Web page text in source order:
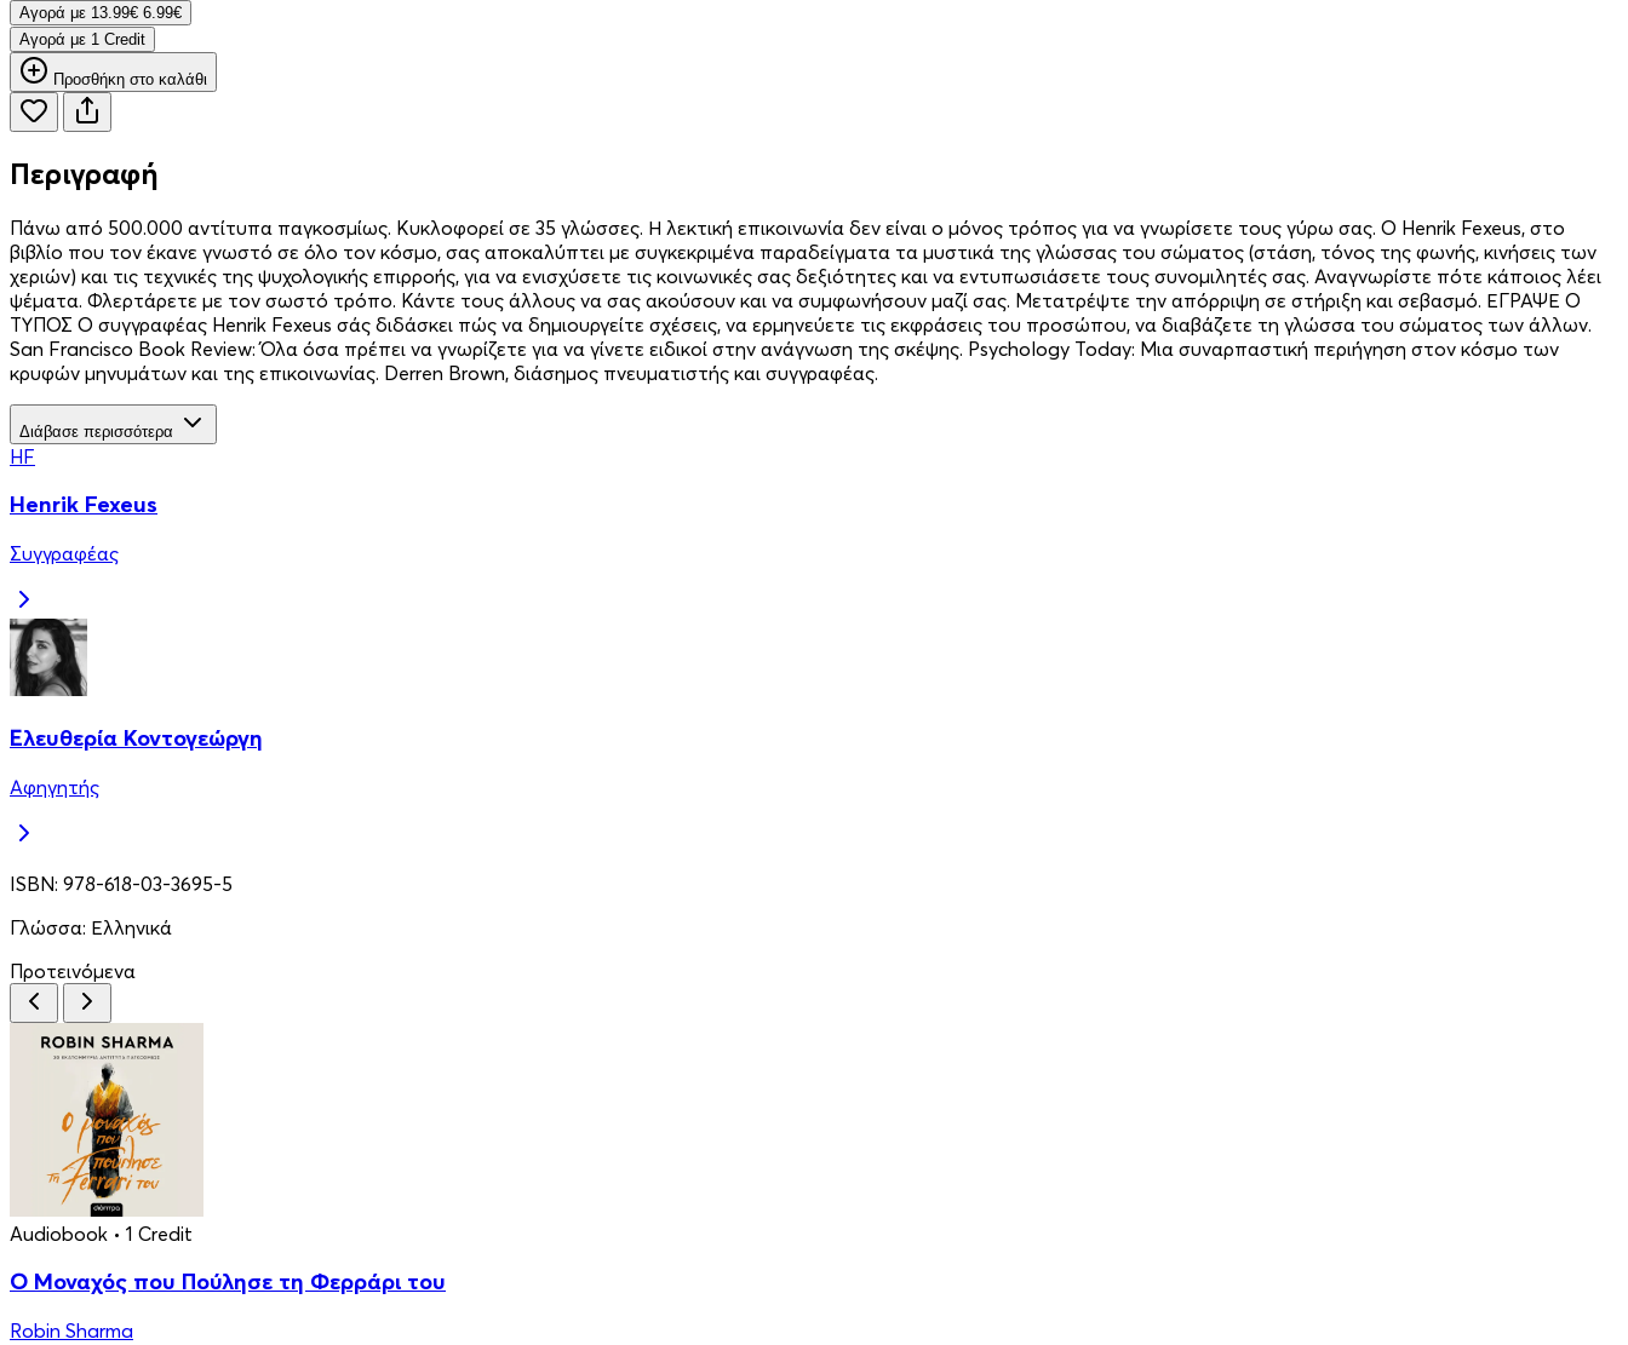
Aγορά με 13.99€ 6.99€
Aγορά με 1 Credit
Προσθήκη στο καλάθι
Περιγραφή
Πάνω από 500.000 αντίτυπα παγκοσμίως. Κυκλοφορεί σε 35 γλώσσες. Η λεκτική επικοινωνία δεν είναι ο μόνος τρόπος για να γνωρίσετε τους γύρω σας. Ο Henrik Fexeus, στο
βιβλίο που τον έκανε γνωστό σε όλο τον κόσμο, σας αποκαλύπτει με συγκεκριμένα παραδείγματα τα μυστικά της γλώσσας του σώματος (στάση, τόνος της φωνής, κινήσεις των
χεριών) και τις τεχνικές της ψυχολογικής επιρροής, για να ενισχύσετε τις κοινωνικές σας δεξιότητες και να εντυπωσιάσετε τους συνομιλητές σας. Αναγνωρίστε πότε κάποιος λέει
ψέματα. Φλερτάρετε με τον σωστό τρόπο. Κάντε τους άλλους να σας ακούσουν και να συμφωνήσουν μαζί σας. Μετατρέψτε την απόρριψη σε στήριξη και σεβασμό. ΕΓΡΑΨΕ Ο
ΤΥΠΟΣ Ο συγγραφέας Henrik Fexeus σάς διδάσκει πώς να δημιουργείτε σχέσεις, να ερμηνεύετε τις εκφράσεις του προσώπου, να διαβάζετε τη γλώσσα του σώματος των άλλων.
San Francisco Book Review: Όλα όσα πρέπει να γνωρίζετε για να γίνετε ειδικοί στην ανάγνωση της σκέψης. Psychology Today: Μια συναρπαστική περιήγηση στον κόσμο των
κρυφών μηνυμάτων και της επικοινωνίας. Derren Brown, διάσημος πνευματιστής και συγγραφέας.
Διάβασε περισσότερα
HF
Henrik Fexeus
Συγγραφέας
Ελευθερία Κοντογεώργη
Αφηγητής
ISBN: 978-618-03-3695-5
Γλώσσα: Ελληνικά
Προτεινόμενα
Audiobook • 1 Credit
Ο Μοναχός που Πούλησε τη Φερράρι του
Robin Sharma